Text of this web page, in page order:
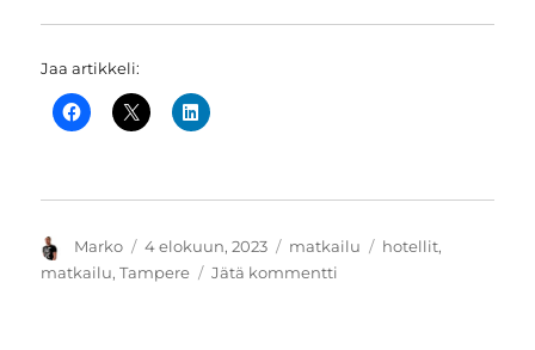
Jaa artikkeli:
Kirjoittaja
Marko Julkaistu
4 elokuun, 2023 Kategoriat
matkailu Avainsanat
hotellit,
matkailu,Tampere Jätä kommentti